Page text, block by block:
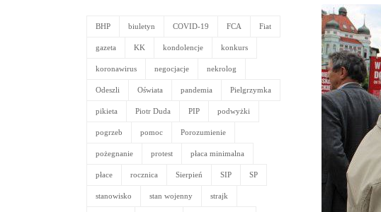
BHP biuletyn COVID-19 FCA Fiat
gazeta KK kondolencje konkurs
koronawirus negocjacje nekrolog
Odeszli Oświata pandemia Pielgrzymka
pikieta Piotr Duda PIP podwyżki
pogrzeb pomoc Porozumienie
pożegnanie protest płaca minimalna
płace rocznica Sierpień SIP SP
stanowisko stan wojenny strajk